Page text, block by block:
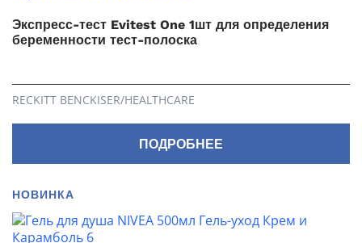
Экспресс-тест Evitest One 1шт для определения
беременности тест-полоска
RECKITT BENCKISER/НEALTHСARE
ПОДРОБНЕЕ
НОВИНКА